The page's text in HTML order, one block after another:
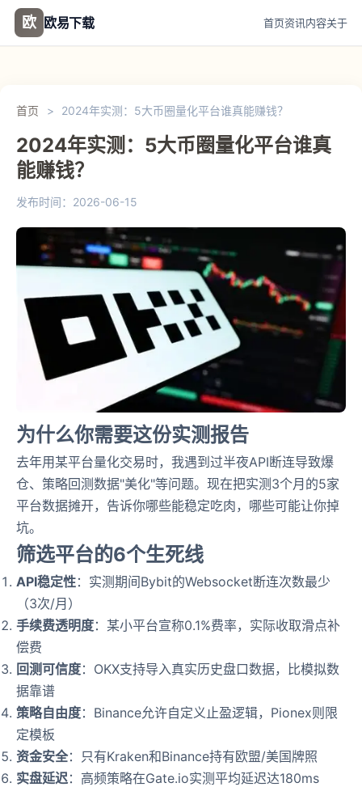
欧 欧易下载 首页资讯内容关于
首页 > 2024年实测：5大币圈量化平台谁真能赚钱？
2024年实测：5大币圈量化平台谁真
能赚钱？
发布时间：2026-06-15
为什么你需要这份实测报告
去年用某平台量化交易时，我遇到过半夜API断连导致爆
仓、策略回测数据"美化"等问题。现在把实测3个月的5家
平台数据摊开，告诉你哪些能稳定吃肉，哪些可能让你掉
坑。
筛选平台的6个生死线
API稳定性：实测期间Bybit的Websocket断连次数最少
（3次/月）
手续费透明度：某小平台宣称0.1%费率，实际收取滑点补
偿费
回测可信度：OKX支持导入真实历史盘口数据，比模拟数
据靠谱
策略自由度：Binance允许自定义止盈逻辑，Pionex则限
定模板
资金安全：只有Kraken和Binance持有欧盟/美国牌照
实盘延迟：高频策略在Gate.io实测平均延迟达180ms